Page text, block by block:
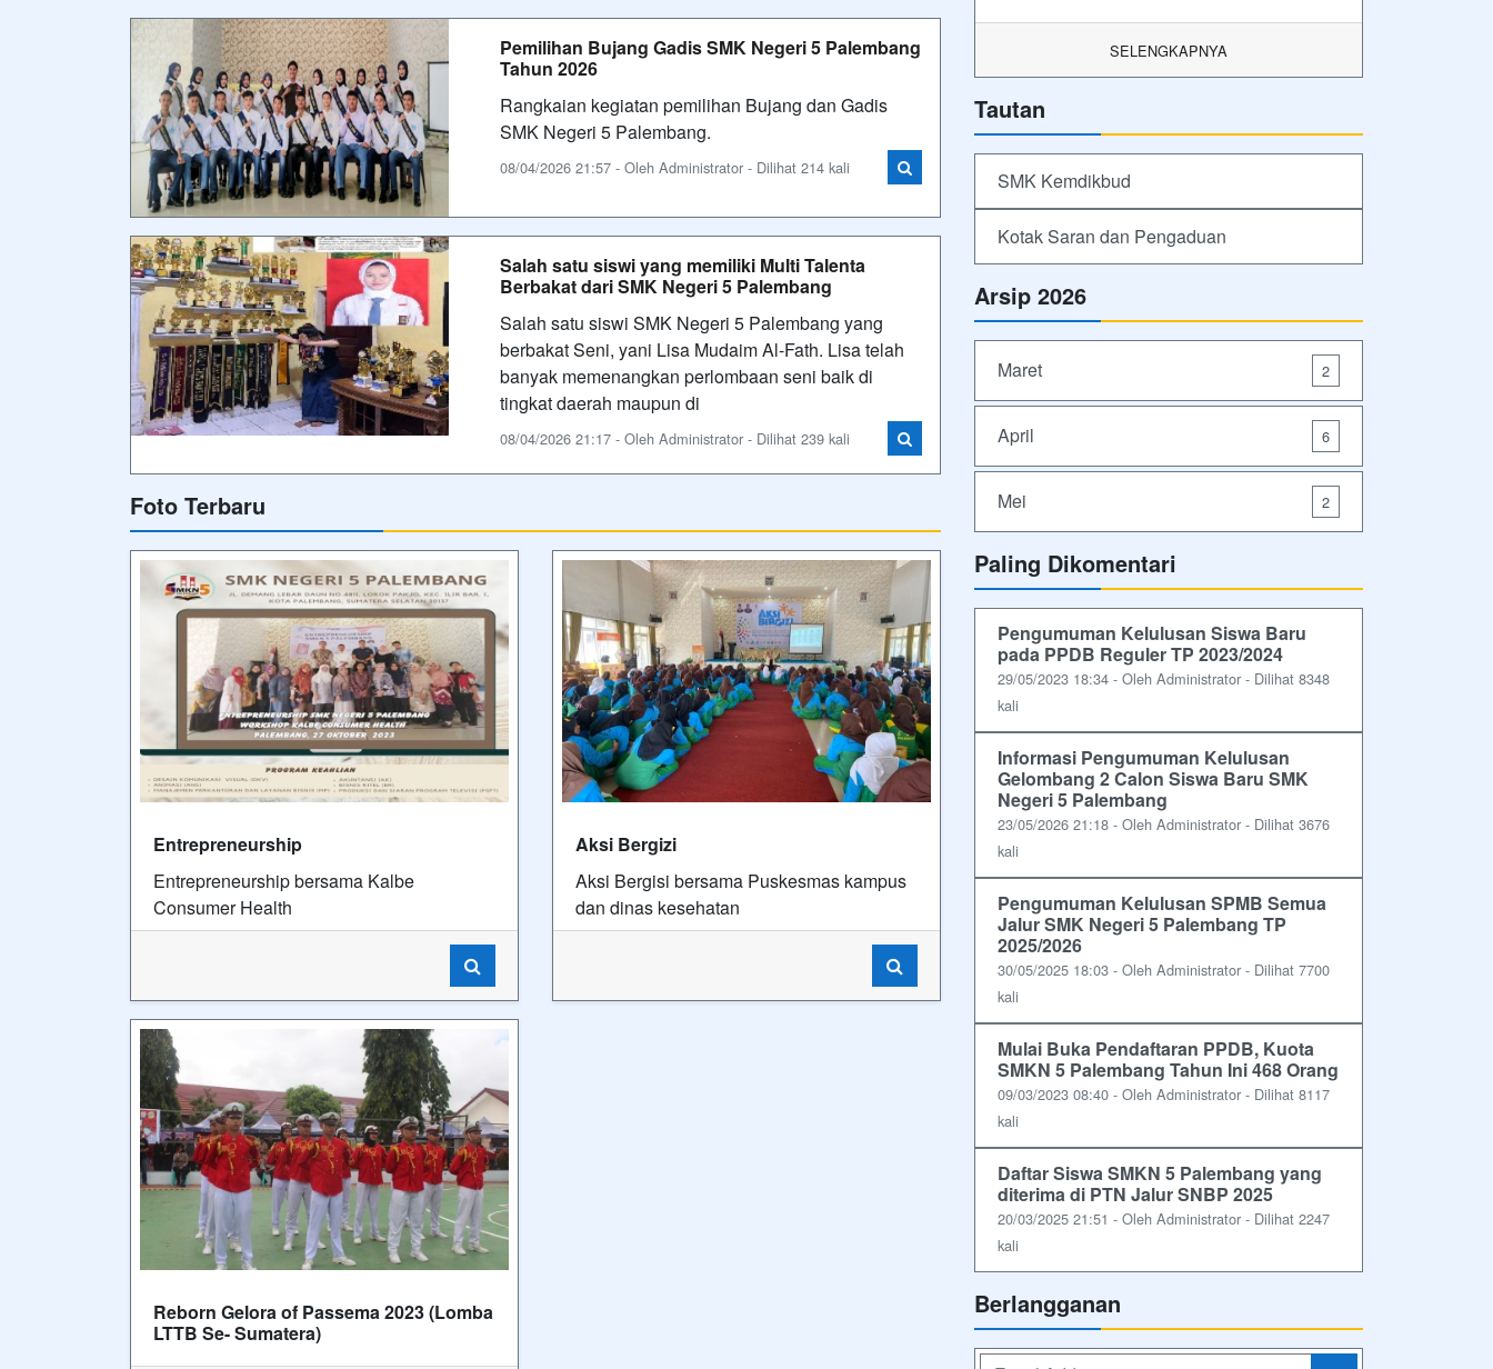
Pemilihan Bujang Gadis SMK Negeri 5 Palembang
Tahun 2026
Rangkaian kegiatan pemilihan Bujang dan Gadis
SMK Negeri 5 Palembang.
08/04/2026 21:57 - Oleh Administrator - Dilihat 214 kali
Salah satu siswi yang memiliki Multi Talenta
Berbakat dari SMK Negeri 5 Palembang
Salah satu siswi SMK Negeri 5 Palembang yang
berbakat Seni, yani Lisa Mudaim Al-Fath. Lisa telah
banyak memenangkan perlombaan seni baik di
tingkat daerah maupun di
08/04/2026 21:17 - Oleh Administrator - Dilihat 239 kali
Foto Terbaru
Entrepreneurship
Entrepreneurship bersama Kalbe
Consumer Health
Aksi Bergizi
Aksi Bergisi bersama Puskesmas kampus
dan dinas kesehatan
Reborn Gelora of Passema 2023 (Lomba
LTTB Se- Sumatera)
SELENGKAPNYA
Tautan
SMK Kemdikbud
Kotak Saran dan Pengaduan
Arsip 2026
Maret 2
April 6
Mei 2
Paling Dikomentari
Pengumuman Kelulusan Siswa Baru
pada PPDB Reguler TP 2023/2024
29/05/2023 18:34 - Oleh Administrator - Dilihat 8348
kali
Informasi Pengumuman Kelulusan
Gelombang 2 Calon Siswa Baru SMK
Negeri 5 Palembang
23/05/2026 21:18 - Oleh Administrator - Dilihat 3676
kali
Pengumuman Kelulusan SPMB Semua
Jalur SMK Negeri 5 Palembang TP
2025/2026
30/05/2025 18:03 - Oleh Administrator - Dilihat 7700
kali
Mulai Buka Pendaftaran PPDB, Kuota
SMKN 5 Palembang Tahun Ini 468 Orang
09/03/2023 08:40 - Oleh Administrator - Dilihat 8117
kali
Daftar Siswa SMKN 5 Palembang yang
diterima di PTN Jalur SNBP 2025
20/03/2025 21:51 - Oleh Administrator - Dilihat 2247
kali
Berlangganan